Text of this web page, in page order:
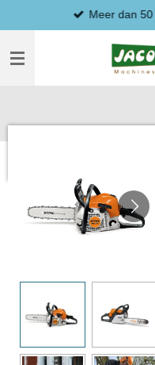
direct
naar
hoofdinhoud
Meer dan